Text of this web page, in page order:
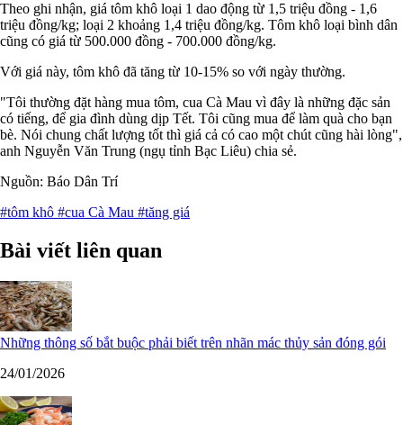
Theo ghi nhận, giá tôm khô loại 1 dao động từ 1,5 triệu đồng - 1,6
triệu đồng/kg; loại 2 khoảng 1,4 triệu đồng/kg. Tôm khô loại bình dân
cũng có giá từ 500.000 đồng - 700.000 đồng/kg.
Với giá này, tôm khô đã tăng từ 10-15% so với ngày thường.
"Tôi thường đặt hàng mua tôm, cua Cà Mau vì đây là những đặc sản
có tiếng, để gia đình dùng dịp Tết. Tôi cũng mua để làm quà cho bạn
bè. Nói chung chất lượng tốt thì giá cả có cao một chút cũng hài lòng",
anh Nguyễn Văn Trung (ngụ tỉnh Bạc Liêu) chia sẻ.
Nguồn: Báo Dân Trí
#tôm khô #cua Cà Mau #tăng giá
Bài viết liên quan
Những thông số bắt buộc phải biết trên nhãn mác thủy sản đóng gói
24/01/2026